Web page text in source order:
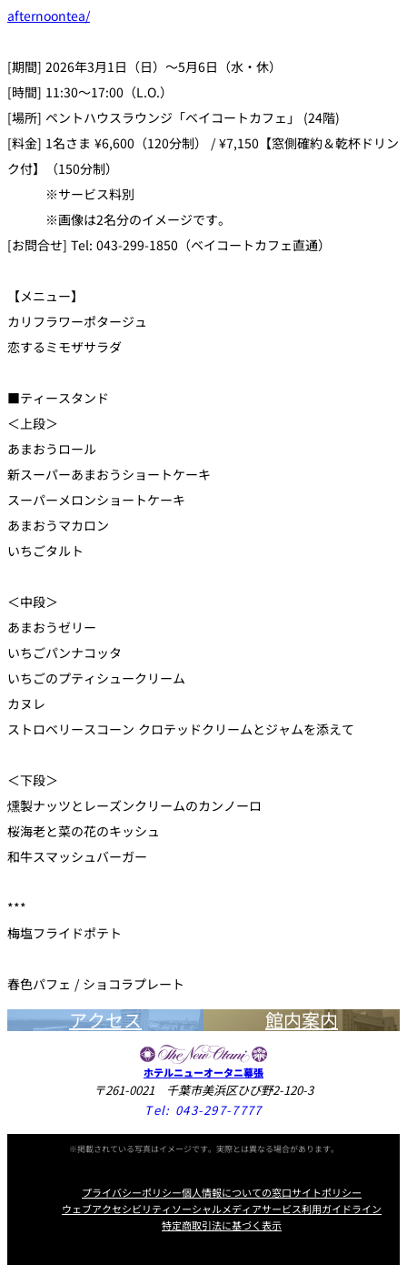
afternoontea/
[期間] 2026年3月1日（日）～5月6日（水・休）
[時間] 11:30～17:00（L.O.）
[場所] ペントハウスラウンジ「ベイコートカフェ」 (24階)
[料金] 1名さま ¥6,600（120分制） / ¥7,150【窓側確約＆乾杯ドリン
ク付】（150分制）
※サービス料別
※画像は2名分のイメージです。
[お問合せ] Tel: 043-299-1850（ベイコートカフェ直通）
【メニュー】
カリフラワーポタージュ
恋するミモザサラダ
■ティースタンド
＜上段＞
あまおうロール
新スーパーあまおうショートケーキ
スーパーメロンショートケーキ
あまおうマカロン
いちごタルト
＜中段＞
あまおうゼリー
いちごパンナコッタ
いちごのプティシュークリーム
カヌレ
ストロベリースコーン クロテッドクリームとジャムを添えて
＜下段＞
燻製ナッツとレーズンクリームのカンノーロ
桜海老と菜の花のキッシュ
和牛スマッシュバーガー
***
梅塩フライドポテト
春色パフェ / ショコラプレート
アクセス 館内案内
ホテルニューオータニ幕張
〒261-0021 千葉市美浜区ひび野2-120-3
Tel: 043-297-7777
※掲載されている写真はイメージです。実際とは異なる場合があります。
プライバシーポリシー個人情報についての窓口サイトポリシー
ウェブアクセシビリティソーシャルメディアサービス利用ガイドライン
特定商取引法に基づく表示